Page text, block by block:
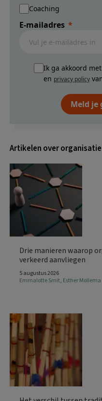
Coaching
E-mailadres
Ik ga akkoord
en privacy policy
Meld je
Artikelen over organisatie
Drie manieren waarop
verkeerd aanvliegen
5 augustus 2026
Emmalotte Smit, Esther Mollema